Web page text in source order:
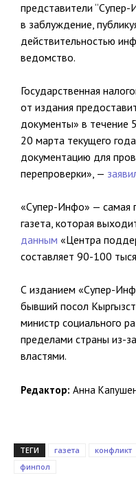
представители
в заблуждение,
действительностью
ведомство.
Государственная
от издания
документы» в течение
20 марта текущего
документацию для
перепроверки», —
«Супер-Инфо» — самая
газета, которая
данным «Центра
составляет 90-100
С изданием «Супер-
бывший посол
министр социального
пределами страны из-
властями.
Редактор: Анна
ТЕГИ газета конфликт
финпол